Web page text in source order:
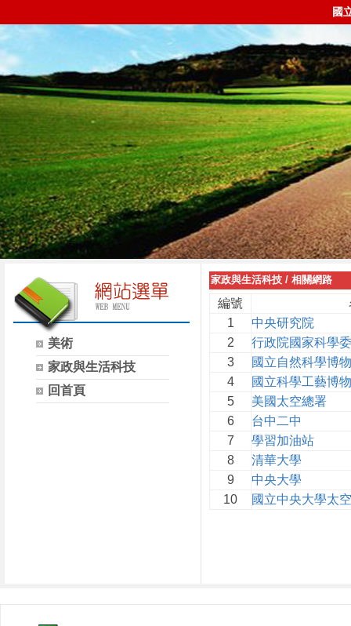
國
美術
家政與生活科技
回首頁
家政與生活科技 / 相關網路
編號
1
中央研究院
2
行政院國家科學
3
國立自然科學博
4
國立科學工藝博
5
美國太空總署
6
台中二中
7
學習加油站
8
清華大學
9
中央大學
10
國立中央大學太